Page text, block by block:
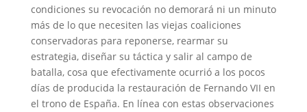
condiciones su revocación no demorará ni un minuto
más de lo que necesiten las viejas coaliciones
conservadoras para reponerse, rearmar su
estrategia, diseñar su táctica y salir al campo de
batalla, cosa que efectivamente ocurrió a los pocos
días de producida la restauración de Fernando VII en
el trono de España. En línea con estas observaciones